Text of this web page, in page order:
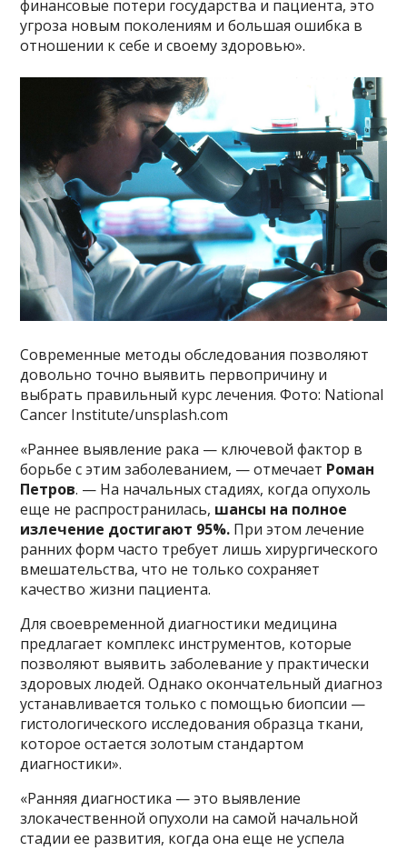
финансовые потери государства и пациента, это
угроза новым поколениям и большая ошибка в
отношении к себе и своему здоровью».
Современные методы обследования позволяют
довольно точно выявить первопричину и
выбрать правильный курс лечения. Фото: National
Cancer Institute/unsplash.com
«Раннее выявление рака — ключевой фактор в
борьбе с этим заболеванием, — отмечает Роман
Петров. — На начальных стадиях, когда опухоль
еще не распространилась, шансы на полное
излечение достигают 95%. При этом лечение
ранних форм часто требует лишь хирургического
вмешательства, что не только сохраняет
качество жизни пациента.
Для своевременной диагностики медицина
предлагает комплекс инструментов, которые
позволяют выявить заболевание у практически
здоровых людей. Однако окончательный диагноз
устанавливается только с помощью биопсии —
гистологического исследования образца ткани,
которое остается золотым стандартом
диагностики».
«Ранняя диагностика — это выявление
злокачественной опухоли на самой начальной
стадии ее развития, когда она еще не успела